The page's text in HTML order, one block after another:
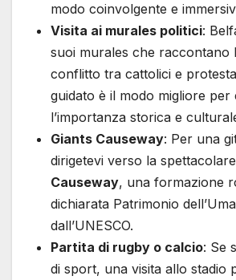
modo coinvolgente e
Visita ai murales politici:
suoi murales che raccontano
conflitto tra cattolici e
guidato è il modo migliore per
l’importanza storica e
Giants Causeway: Per una
dirigetevi verso la spettacolare
Causeway, una formazione
dichiarata Patrimonio
dall’UNESCO.
Partita di rugby o calcio: Se
di sport, una visita allo stadio